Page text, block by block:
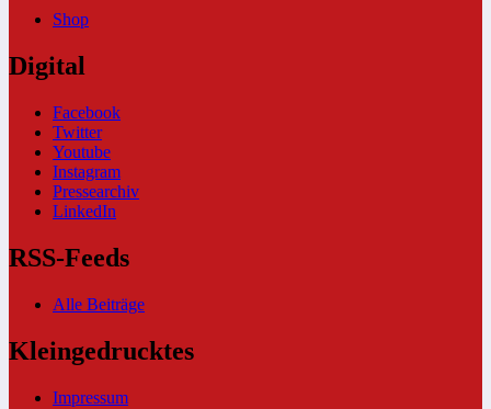
Shop
Digital
Facebook
Twitter
Youtube
Instagram
Pressearchiv
LinkedIn
RSS-Feeds
Alle Beiträge
Kleingedrucktes
Impressum